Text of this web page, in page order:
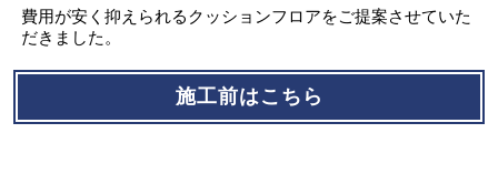
費用が安く抑えられるクッションフロアをご提案させていた
だきました。
施工前はこちら